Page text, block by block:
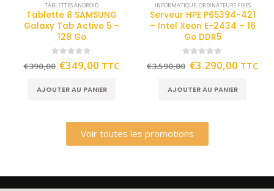
TABLETTES ANDROID
Tablette 8 SAMSUNG
Galaxy Tab Active 5 –
128 Go
out of 5
€390,00 €349,00 TTC
AJOUTER AU PANIER
INFORMATIQUE,ORDINATEURS FIXES
Serveur HPE P65394-421
– Intel Xeon E-2434 – 16
Go DDR5
out of 5
€3.590,00 €3.290,00 TTC
AJOUTER AU PANIER
Voir toutes les promotions